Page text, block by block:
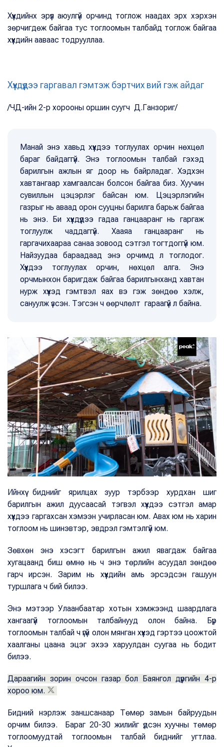
Хүүхдийнх эрүүл аюулгүй орчинд тоглож наадах эрх хэрхэн
зөрчигдөж байгаа тус тоглоомын талбайд тоглож байгаа
хүүхдийн ааваас тодрууллаа.
Хүүхдүүдээ гаргавал гэмтэж бэртчих вий гэж айдаг
/ЧД-ийн 2-р хорооны оршин суугч Д.Ганзориг/
Манай энэ хавьд хүүхдээ тоглуулах орчин нөхцөл
бараг байдаггүй. Энэ тоглоомын талбай гэхэд
барилгын ажлын яг доор нь байрладаг. Хэдхэн
хавтангаар хамгаалсан болсон байгаа биз. Хуучин
сувиллын цэцэрлэг байсан юм. Цэцэрлэгийн
газрыг нь аваад орон сууцны барилга барьж байгаа
нь энэ. Би хүүхдүүдээ гадаа ганцааранг нь гаргаж
тоглуулж чаддаггүй. Хааяа ганцааранг нь
гаргачихаараа санаа зовоод сэтгэл тогтдоггүй юм.
Найзуудаа бараадаад энэ орчимд л тоглодог.
Хүүхдээ тоглуулах орчин, нөхцөл алга. Энэ
орчмынхон баригдаж байгаа барилгынханд хавтан
нурж хүүхэд гэмтвэл яах вэ гэж зөндөө хэлж,
сануулж үзсэн. Тэгсэн ч өөрчлөлт гараагүй л байна.
Ийнхүү биднийг ярилцах зуур тэрбээр хурдхан шиг
барилгын ажил дуусаасай тэгвэл хүүхдээ сэтгэл амар
хүүхдээ гаргахсан хэмээн учирласан юм. Авах юм нь харин
тоглоом нь шинэвтэр, эвдрэл гэмтэлгүй юм.
Зөвхөн энэ хэсэгт барилгын ажил явагдаж байгаа
хугацаанд биш өмнө нь ч энэ төрлийн асуудал зөндөө
гарч ирсэн. Зарим нь хүүхдийн амь эрсэдсэн гашуун
туршлага ч бий билээ.
Энэ мэтээр Улаанбаатар хотын хэмжээнд шаардлага
хангаагүй тоглоомын талбайнууд олон байна. Бүр
тоглоомын талбай ч үгүй олон мянган хүүхэд гэртээ цоожтой
хаалганы цаана эцэг эхээ харуулдан суугаа нь бодит
билээ.
Дараагийн зорин очсон газар бол Баянгол дүүргийн 4-р
хороо юм.
Бидний нэрлэж заншсанаар Төмөр замын байруудын
орчим билээ. Бараг 20-30 жилийг үдсэн хуучны төмөр
тоглоомуудтай тоглоомын талбай биднийг угтлаа.